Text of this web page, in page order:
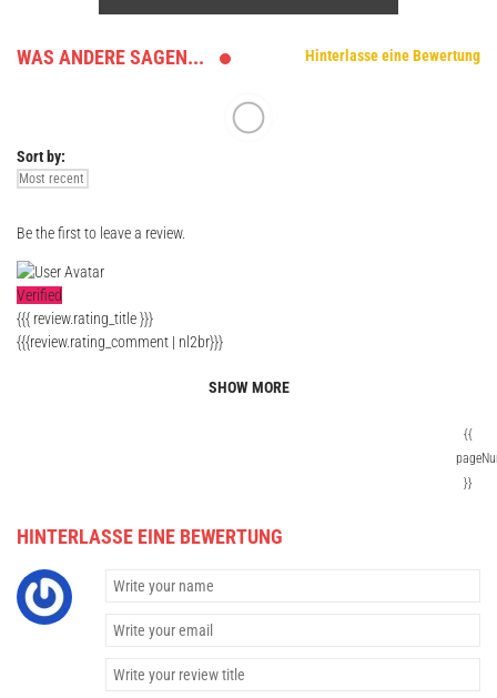
WAS ANDERE SAGEN... Hinterlasse eine Bewertung
Sort by:
Be the first to leave a review.
Verified
{{{ review.rating_title }}}
{{{review.rating_comment | nl2br}}}
SHOW MORE
{{
}}
HINTERLASSE EINE BEWERTUNG